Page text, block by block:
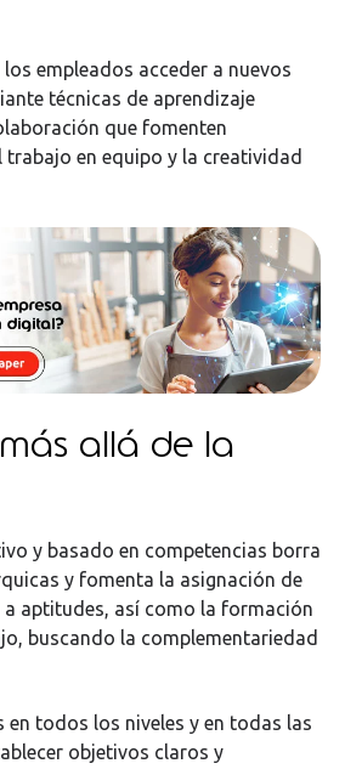
empleados acceder a nuevos
técnicas de aprendizaje
que fomenten
trabajo en equipo y la creatividad
allá de la
y basado en competencias borra
y fomenta la asignación de
a aptitudes, así como la formación
buscando la complementariedad
en todos los niveles y en todas las
objetivos claros y